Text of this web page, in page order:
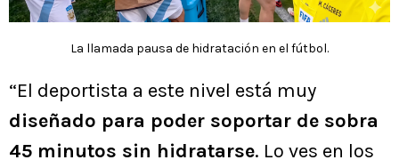
La llamada pausa de hidratación en el fútbol.
“El deportista a este nivel está muy
diseñado para poder soportar de sobra
45 minutos sin hidratarse. Lo ves en los